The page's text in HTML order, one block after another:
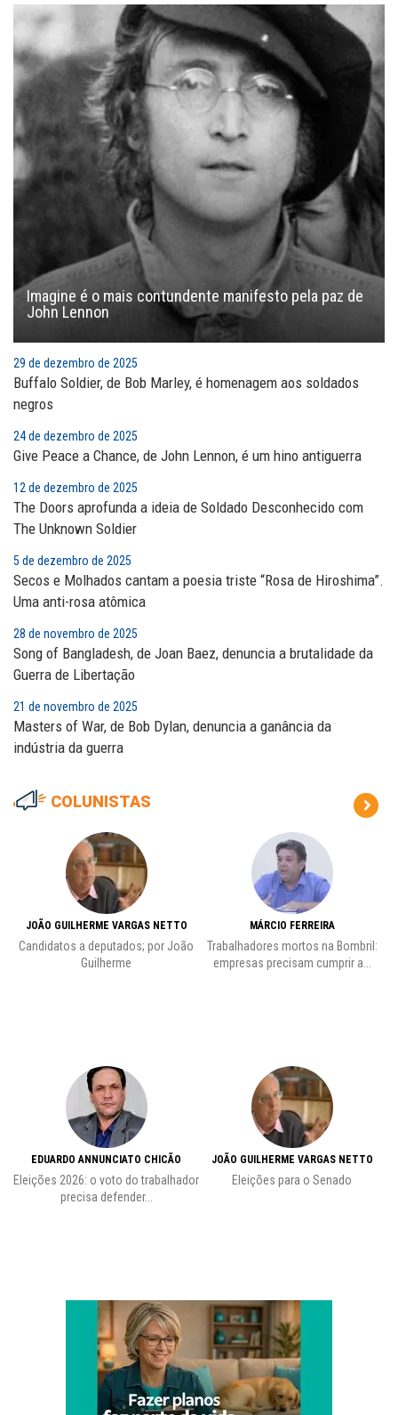
Imagine é o mais contundente manifesto pela paz de
John Lennon
29 de dezembro de 2025
Buffalo Soldier, de Bob Marley, é homenagem aos soldados
negros
24 de dezembro de 2025
Give Peace a Chance, de John Lennon, é um hino antiguerra
12 de dezembro de 2025
The Doors aprofunda a ideia de Soldado Desconhecido com
The Unknown Soldier
5 de dezembro de 2025
Secos e Molhados cantam a poesia triste “Rosa de Hiroshima”.
Uma anti-rosa atômica
28 de novembro de 2025
Song of Bangladesh, de Joan Baez, denuncia a brutalidade da
Guerra de Libertação
21 de novembro de 2025
Masters of War, de Bob Dylan, denuncia a ganância da
indústria da guerra
COLUNISTAS
JOÃO GUILHERME VARGAS NETTO
Candidatos a deputados; por João
Guilherme
EDUARDO ANNUNCIATO CHICÃO
Eleições 2026: o voto do trabalhador
precisa defender...
MÁRCIO FERREIRA
Trabalhadores mortos na Bombril:
empresas precisam cumprir a...
JOÃO GUILHERME VARGAS NETTO
Eleições para o Senado